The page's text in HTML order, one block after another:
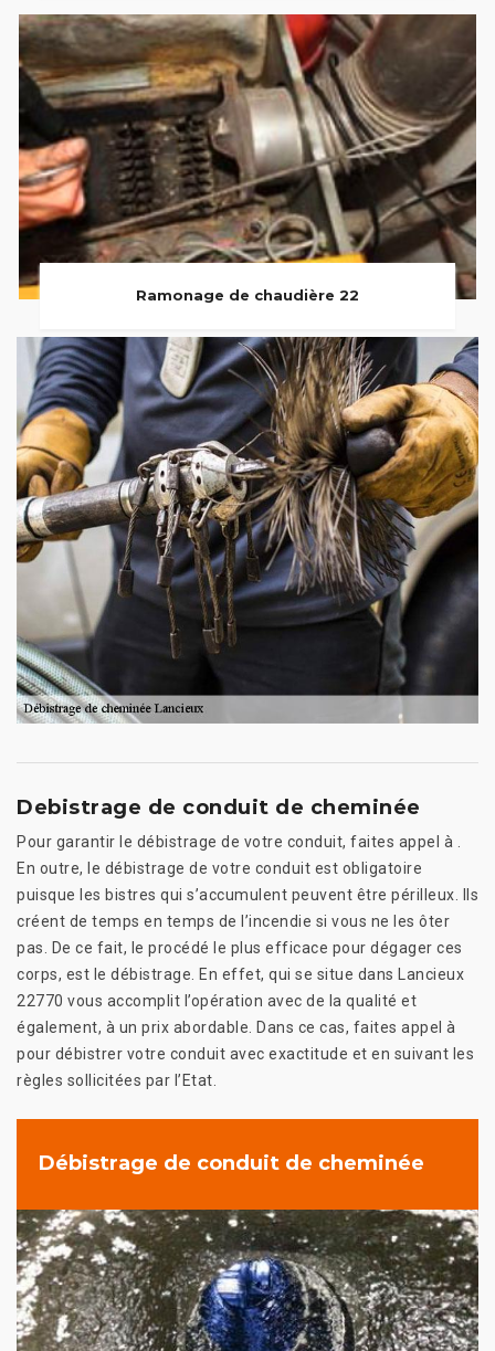
Ramonage de chaudière 22
Debistrage de conduit de cheminée
Pour garantir le débistrage de votre conduit, faites appel à .
En outre, le débistrage de votre conduit est obligatoire
puisque les bistres qui s’accumulent peuvent être périlleux. Ils
créent de temps en temps de l’incendie si vous ne les ôter
pas. De ce fait, le procédé le plus efficace pour dégager ces
corps, est le débistrage. En effet, qui se situe dans Lancieux
22770 vous accomplit l’opération avec de la qualité et
également, à un prix abordable. Dans ce cas, faites appel à
pour débistrer votre conduit avec exactitude et en suivant les
règles sollicitées par l’Etat.
Débistrage de conduit de cheminée